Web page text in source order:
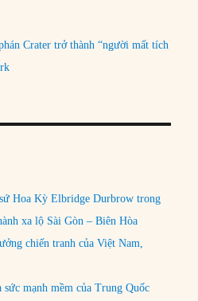
Crater trở thành “người mất tích
Hoa Kỳ Elbridge Durbrow trong
xa lộ Sài Gòn – Biên Hòa
chiến tranh của Việt Nam,
sức mạnh mềm của Trung Quốc